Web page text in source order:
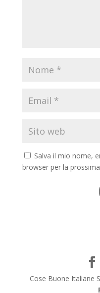
Salva il mio nome,
browser per la
Cose Buone Italiane